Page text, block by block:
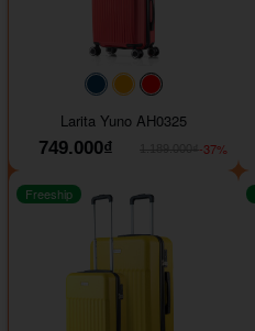
#093f69#ffa500
Larita Yuno AH0325
749.000₫
-37%
Freeship